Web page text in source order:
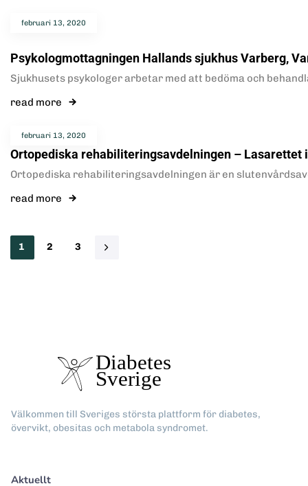
februari 13, 2020
Psykologmottagningen Hallands sjukhus Varberg,
Sjukhusets psykologer arbetar med att bedöma och
read more
februari 13, 2020
Ortopediska rehabiliteringsavdelningen – Lasarettet
Ortopediska rehabiliteringsavdelningen är en
read more
1 2 3
Välkommen till Sveriges största plattform för diabetes,
övervikt, obesitas och metabola syndromet.
Aktuellt